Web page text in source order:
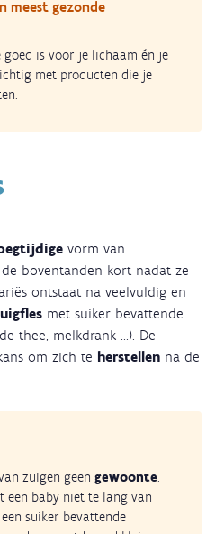
meest gezonde
goed is voor je lichaam én je
met producten die je
vorm van
boventanden kort nadat ze
ontstaat na veelvuldig en
met suiker bevattende
thee, melkdrank ...). De
om zich te herstellen na de
zuigen geen gewoonte.
een baby niet te lang van
suiker bevattende